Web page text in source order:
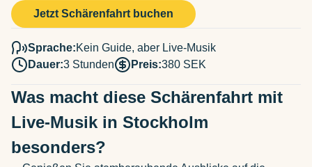
Jetzt Schärenfahrt buchen
Sprache:Kein Guide, aber Live-Musik
Dauer:3 Stunden Preis:380 SEK
Was macht diese Schärenfahrt mit
Live-Musik in Stockholm
besonders?